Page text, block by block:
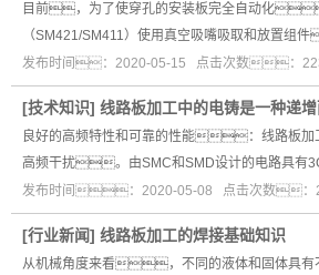
目前，为了使穿孔的安装板完全自动化
（SM421/SM411）使用真空吸嘴吸取和放置
发布时间：2020-05-15 点击次数：
[技术知识] 线路板加工中的电铸是一种递
良好的高频特性和可靠的性能：线路板加
高频干扰。由SMC和SMD设计的电路具有
发布时间：2020-05-08 点击次数：
[行业新闻] 线路板加工的焊接基础知识
从机械角度来看，不同的液体和固体具